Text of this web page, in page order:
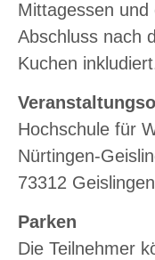
Mittagessen
Abschluss nach
Kuchen
Hochschule für
Nürtingen-
73312
Parken
Die Teilnehmer